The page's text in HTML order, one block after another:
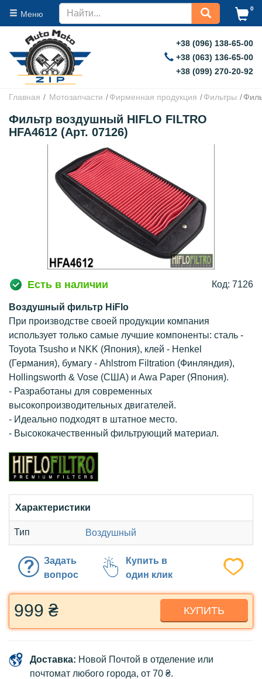
Меню
0
+38 (096) 138-65-00
+38 (063) 136-65-00
+38 (099) 270-20-92
Главная Мотозапчасти Фирменная продукция Фильтры
Фильтр воздушный HIFLO FILTRO
HFA4612 (Арт. 07126)
Есть в наличии Код: 7126
Воздушный фильтр HiFlo
При производстве своей продукции компания
использует только самые лучшие компоненты: сталь -
Toyota Tsusho и NKK (Япония), клей - Henkel
(Германия), бумагу - Ahlstrom Filtration (Финляндия),
Hollingsworth & Vose (США) и Awa Paper (Япония).
- Разработаны для современных
высокопроизводительных двигателей.
- Идеально подходят в штатное место.
- Высококачественный фильтрующий материал.
Характеристики
Тип Воздушный
Задать
вопрос
Купить в
один клик
999 ₴ КУПИТЬ
Доставка: Новой Почтой в отделение или
почтомат любого города, от 70 ₴.